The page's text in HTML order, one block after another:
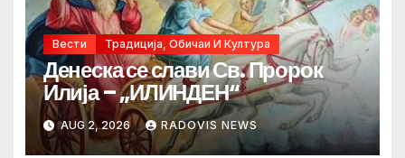
Вести Традиција, Обичаи И Култура
Денеска се слави Св. Пророк
Илија – „ИЛИНДЕН“
AUG 2, 2026 RADOVIS NEWS